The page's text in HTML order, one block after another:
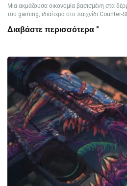
Μια ακμάζουσα οικονομία βασισμένη στα
του gaming, ιδιαίτερα στο παιχνίδι Counter-
Διαβάστε περισσότερα "